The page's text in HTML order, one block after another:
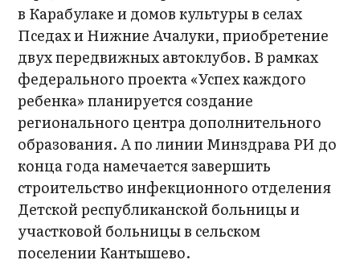
в Карабулаке и домов культуры в селах
Пседах и Нижние Ачалуки, приобретение
двух передвижных автоклубов. В рамках
федерального проекта «Успех каждого
ребенка» планируется создание
регионального центра дополнительного
образования. А по линии Минздрава РИ до
конца года намечается завершить
строительство инфекционного отделения
Детской республиканской больницы и
участковой больницы в сельском
поселении Кантышево.